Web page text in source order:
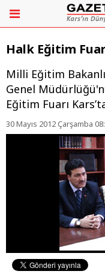
Halk Eğitim
Milli Eğitim
Genel
Eğitim Fuarı
30 Mayıs 2012 Çarşamba